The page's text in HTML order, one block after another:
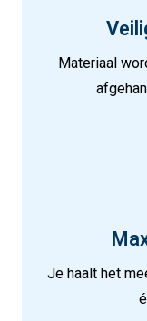
Materiaal
Je haalt het